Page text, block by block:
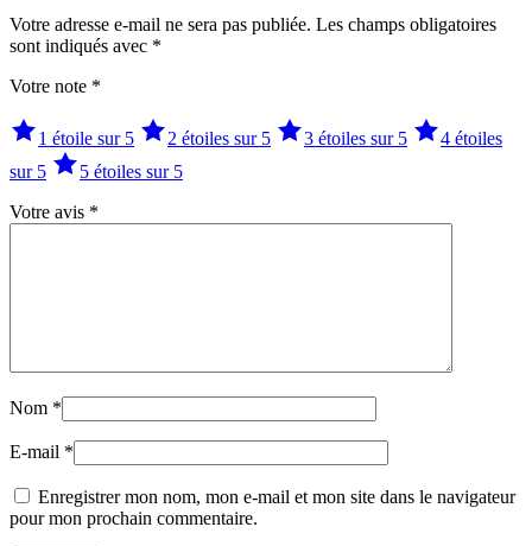
Votre adresse e-mail ne sera pas publiée. Les champs obligatoires
sont indiqués avec *
Votre note *
1 étoile sur 5 2 étoiles sur 5 3 étoiles sur 5
4 étoiles
sur 5
5 étoiles sur 5
Votre avis *
Nom *
E-mail *
Enregistrer mon nom, mon e-mail et mon site dans le navigateur
pour mon prochain commentaire.